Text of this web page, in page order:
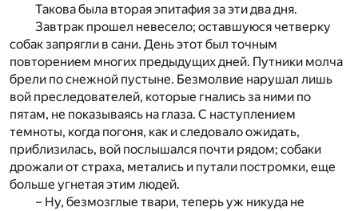
Такова была вторая эпитафия за эти два дня.
Завтрак прошел невесело; оставшуюся четверку
собак запрягли в сани. День этот был точным
повторением многих предыдущих дней. Путники молча
брели по снежной пустыне. Безмолвие нарушал лишь
вой преследователей, которые гнались за ними по
пятам, не показываясь на глаза. С наступлением
темноты, когда погоня, как и следовало ожидать,
приблизилась, вой послышался почти рядом; собаки
дрожали от страха, метались и путали постромки, еще
больше угнетая этим людей.
– Ну, безмозглые твари, теперь уж никуда не